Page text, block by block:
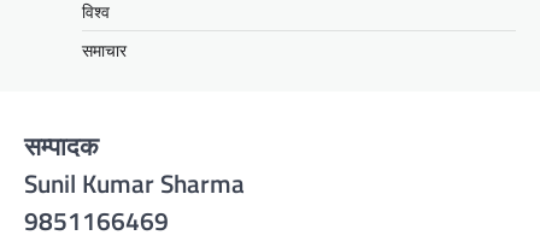
विश्व
समाचार
सम्पादक
Sunil Kumar Sharma
9851166469